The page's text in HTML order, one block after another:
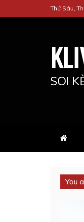
to
Thứ Sáu,
SOI
You